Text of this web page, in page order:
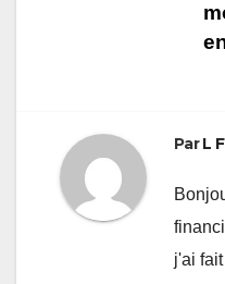
ParL
j'ai